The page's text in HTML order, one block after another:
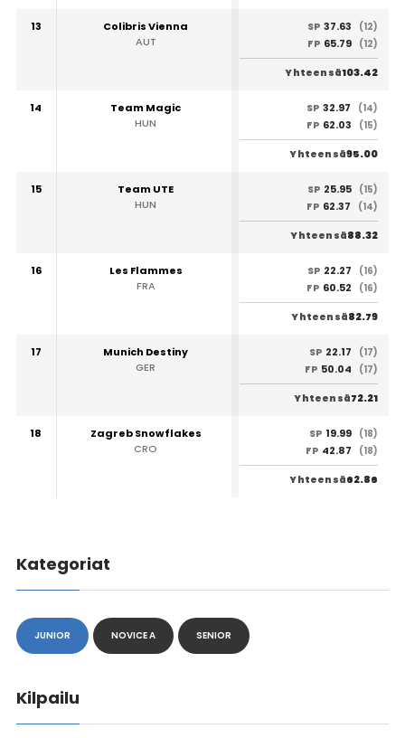
13
Colibris Vienna
AUT
SP 37.63
(12)
FP 65.79 (12)
Yhteensä103.42
14
Team Magic
HUN
SP 32.97
(14)
FP 62.03 (15)
Yhteensä95.00
15
Team UTE
HUN
SP 25.95 (15)
FP 62.37 (14)
Yhteensä88.32
16
Les Flammes
FRA
SP 22.27
(16)
FP 60.52 (16)
Yhteensä82.79
17
Munich Destiny
GER
SP 22.17
(17)
FP 50.04 (17)
Yhteensä72.21
18
Zagreb Snowflakes
CRO
SP 19.99 (18)
FP 42.87 (18)
Yhteensä62.86
Kategoriat
JUNIOR NOVICE A SENIOR
Kilpailu